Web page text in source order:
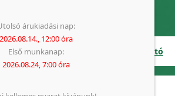
Impresszum Adatkezelési tájékoztató
2006 Kft. - 2023.
árukiadási nap:
2026.08.14., 12:00 óra
Első munkanap:
2026.08.24, 7:00 óra